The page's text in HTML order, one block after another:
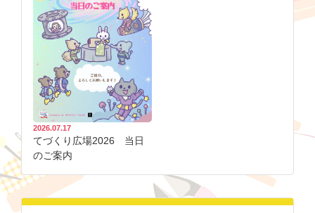
2026.07.17
てづくり広場2026 当日
のご案内